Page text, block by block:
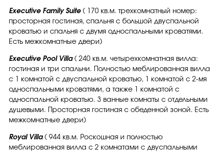
Executive Family Suite( 170 кв.м. трехкомнатный номер:
просторная гостиная, спальня с большой двуспальной
кроватью и спальня с двумя односпальными кроватями.
Есть межкомнатные двери)
Executive Pool Villa( 240 кв.м. четырехкомнатная вилла:
гостиная и три спальни. Полностью меблированная вилла
с 1 комнатой с двуспальной кроватью, 1 комнатой с 2-мя
односпальными кроватями, а также 1 комнатой с
односпальной кроватью. 3 ванные комнаты с отдельными
душевыми. Просторная гостиная с обеденной зоной. Есть
межкомнатные двери)
Royal Villa( 944 кв.м. Роскошная и полностью
меблированная вилла с 2 комнатами с двуспальными